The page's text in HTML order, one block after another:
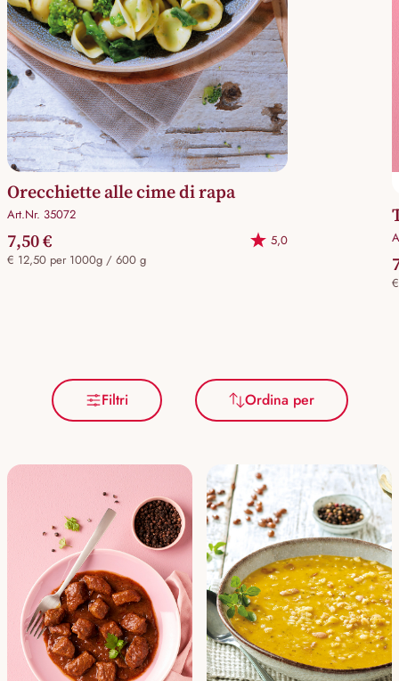
Orecchiette alle cime di rapa
Art.Nr. 35072
7,50 €
5,0
€ 12,50 per 1000g / 600 g
Filtri Ordina per